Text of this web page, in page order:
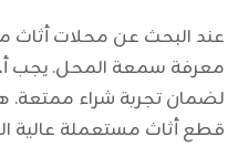
عند البحث عن محلات أثاث
معرفة سمعة المحل. يجب
لضمان تجربة شراء
قطع أثاث مستعملة عالية